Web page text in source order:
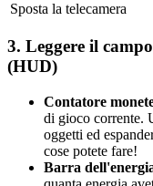
Sposta la telecamera
3. Leggere il
(HUD)
Contatore
di gioco corrente.
oggetti ed
cose potete fare!
Barra